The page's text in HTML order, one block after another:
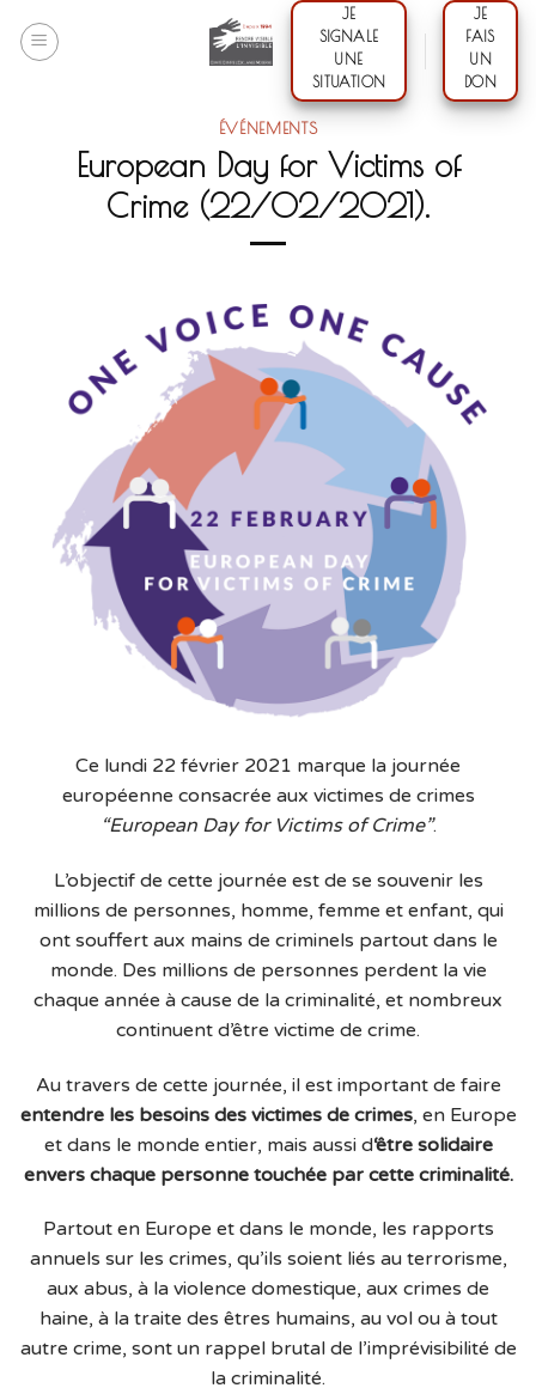
JE
SIGNALE
UNE
SITUATION
JE
FAIS
UN
DON
ÉVÉNEMENTS
European Day for Victims of
Crime (22/02/2021).
Ce lundi 22 février 2021 marque la journée
européenne consacrée aux victimes de crimes
“European Day for Victims of Crime”.
L’objectif de cette journée est de se souvenir les
millions de personnes, homme, femme et enfant, qui
ont souffert aux mains de criminels partout dans le
monde. Des millions de personnes perdent la vie
chaque année à cause de la criminalité, et nombreux
continuent d’être victime de crime.
Au travers de cette journée, il est important de faire
entendre les besoins des victimes de crimes, en Europe
et dans le monde entier, mais aussi d‘être solidaire
envers chaque personne touchée par cette criminalité.
Partout en Europe et dans le monde, les rapports
annuels sur les crimes, qu’ils soient liés au terrorisme,
aux abus, à la violence domestique, aux crimes de
haine, à la traite des êtres humains, au vol ou à tout
autre crime, sont un rappel brutal de l’imprévisibilité de
la criminalité.